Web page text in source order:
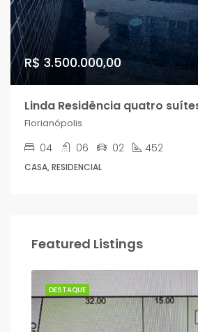
R$ 3.500.000,00
Florianópolis
04 06 02 452
CASA, RESIDENCIAL
Featured Listings
DESTAQUE